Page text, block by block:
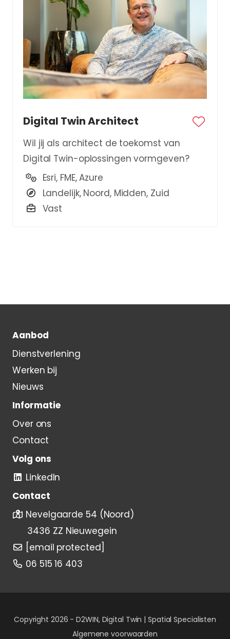
Digital Twin Architect
Wil jij als architect de toekomst van
Digital Twin-oplossingen vormgeven?
Esri, FME, Azure
Landelijk, Noord, Midden, Zuid
Vast
Aanbod
Dienstverlening
Werken bij
Nieuws
Informatie
Over ons
Contact
Volg ons
LinkedIn
Contact
Nevelgaarde 54 (Noord)
3436 ZZ Nieuwegein
[email protected]
06 515 16 403
Copyright 2026 -D2WIN, Digital Twin | Spatial Specialisten
Algemene voorwaarden